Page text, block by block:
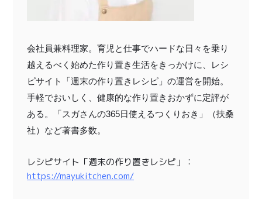
会社員兼料理家。育児と仕事でハードな日々を乗り
越えるべく始めた作り置き生活をきっかけに、レシ
ピサイト「週末の作り置きレシピ」の運営を開始。
手軽でおいしく、健康的な作り置きおかずに定評が
ある。「スガさんの365日使えるつくりおき」（扶桑
社）など著書多数。
レシピサイト「週末の作り置きレシピ」：
https://mayukitchen.com/